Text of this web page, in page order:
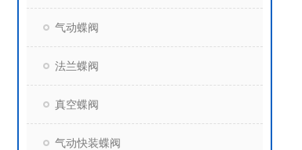
气动蝶阀
法兰蝶阀
真空蝶阀
气动快装蝶阀